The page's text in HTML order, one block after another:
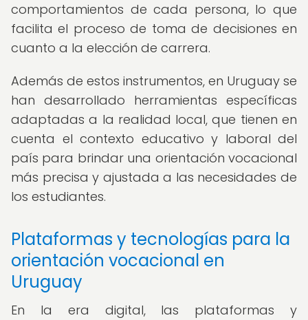
comportamientos de cada persona, lo que
facilita el proceso de toma de decisiones en
cuanto a la elección de carrera.
Además de estos instrumentos, en Uruguay se
han desarrollado herramientas específicas
adaptadas a la realidad local, que tienen en
cuenta el contexto educativo y laboral del
país para brindar una orientación vocacional
más precisa y ajustada a las necesidades de
los estudiantes.
Plataformas y tecnologías para la
orientación vocacional en
Uruguay
En la era digital, las plataformas y